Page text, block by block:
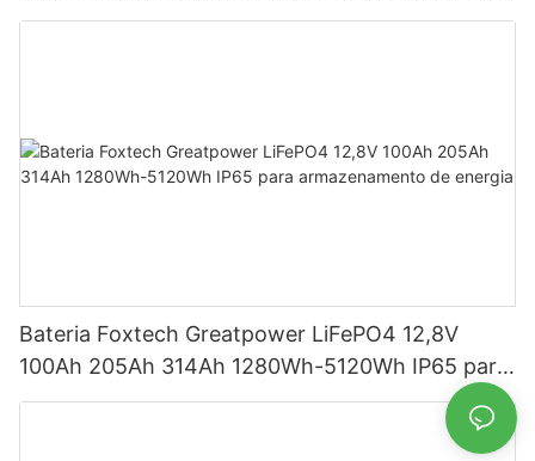
potências de 590 W, 620 W, 630 W e 650 W.
Bateria Foxtech Greatpower LiFePO4 12,8V
100Ah 205Ah 314Ah 1280Wh-5120Wh IP65 para
armazenamento de energia